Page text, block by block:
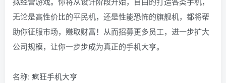
无论是高性价比的平民机，还是性能恐怖的旗舰机，都将帮
助你征服市场，赚取财富！从而招募更多员工，进一步扩大
公司规模，让你一步步成为真正的手机大亨。
名称: 疯狂手机大亨